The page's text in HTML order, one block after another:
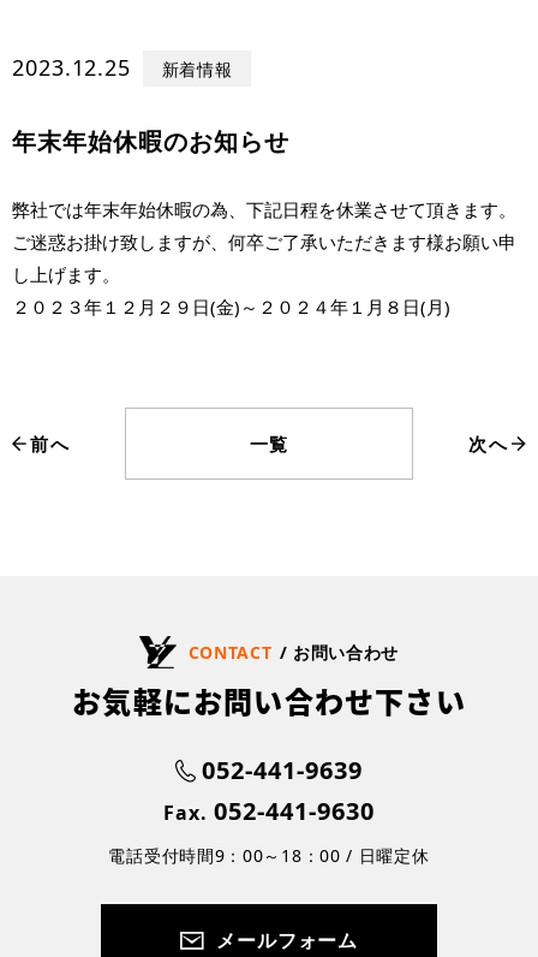
2023.12.25 新着情報
年末年始休暇のお知らせ
弊社では年末年始休暇の為、下記日程を休業させて頂きます。
ご迷惑お掛け致しますが、何卒ご了承いただきます様お願い申
し上げます。
２０２３年１２月２９日(金)～２０２４年１月８日(月)
前へ 一覧 次へ
CONTACT / お問い合わせ
お気軽にお問い合わせ下さい
052-441-9639
Fax. 052-441-9630
電話受付時間9：00～18：00 / 日曜定休
メールフォーム